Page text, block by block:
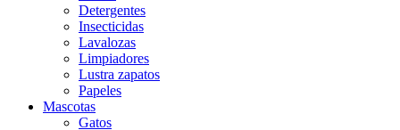
Detergentes
Insecticidas
Lavalozas
Limpiadores
Lustra zapatos
Papeles
Mascotas
Gatos